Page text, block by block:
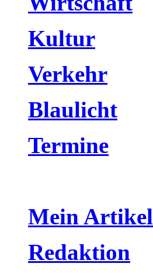
Kultur
Verkehr
Blaulicht
Termine
Mein Artikel
Redaktion